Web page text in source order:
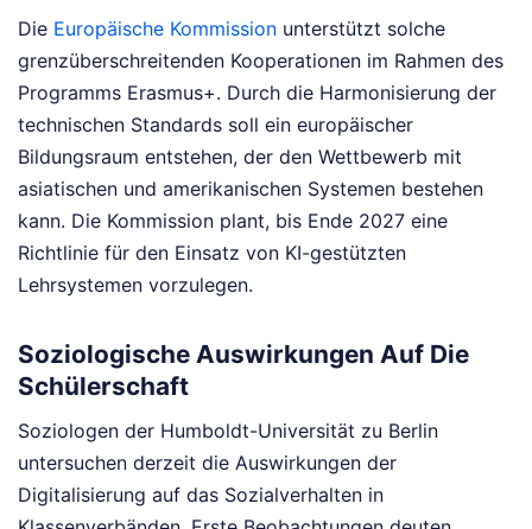
Die Europäische Kommission unterstützt solche
grenzüberschreitenden Kooperationen im Rahmen des
Programms Erasmus+. Durch die Harmonisierung der
technischen Standards soll ein europäischer
Bildungsraum entstehen, der den Wettbewerb mit
asiatischen und amerikanischen Systemen bestehen
kann. Die Kommission plant, bis Ende 2027 eine
Richtlinie für den Einsatz von KI-gestützten
Lehrsystemen vorzulegen.
Soziologische Auswirkungen Auf Die
Schülerschaft
Soziologen der Humboldt-Universität zu Berlin
untersuchen derzeit die Auswirkungen der
Digitalisierung auf das Sozialverhalten in